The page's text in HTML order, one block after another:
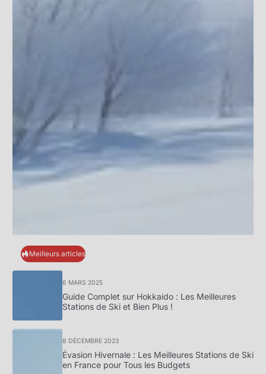
Meilleurs articles
6 MARS 2025
Guide Complet sur Hokkaido : Les Meilleures
Stations de Ski et Bien Plus !
8 DÉCEMBRE 2023
Évasion Hivernale : Les Meilleures Stations de Ski
en France pour Tous les Budgets